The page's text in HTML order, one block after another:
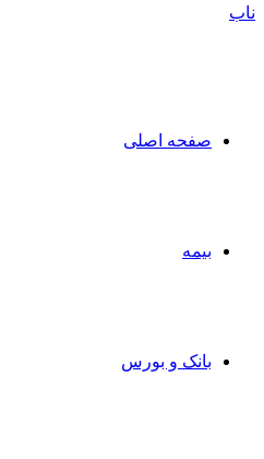
صفحه اصلی
بیمه
بانک و بورس